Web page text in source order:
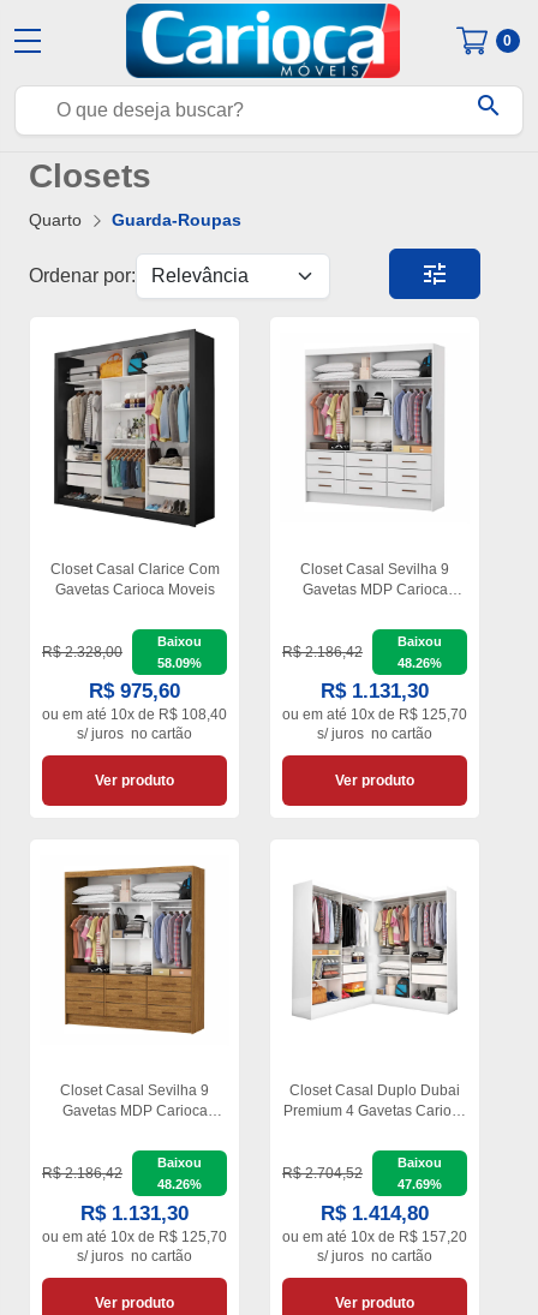
search
0
Closets
Quarto Guarda-Roupas
Ordenar por: tune
Closet Casal Clarice Com
Gavetas Carioca Moveis
R$ 2.328,00
Baixou
58.09%
R$ 975,60
ou em até 10x de R$ 108,40
s/ juros no cartão
Ver produto
Closet Casal Sevilha 9
Gavetas MDP Carioca
R$ 2.186,42
Baixou
48.26%
R$ 1.131,30
ou em até 10x de R$ 125,70
s/ juros no cartão
Ver produto
Closet Casal Sevilha 9
Gavetas MDP Carioca
R$ 2.186,42
Baixou
48.26%
R$ 1.131,30
ou em até 10x de R$ 125,70
s/ juros no cartão
Ver produto
Closet Casal Duplo Dubai
Premium 4 Gavetas Carioca
R$ 2.704,52
Baixou
47.69%
R$ 1.414,80
ou em até 10x de R$ 157,20
s/ juros no cartão
Ver produto